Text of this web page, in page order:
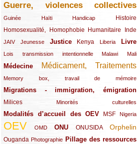
Guerre, violences collectives
(149/289)
Guinée
(12/289) Haïti
(15/289) Handicap
(10/289) Histoire
(49/289)
Homosexualité, Homophobie
(44/289) Humanitaire
(47/289) Inde
(34/289)
JAIV
(10/289)Jeunesse
(21/289) Justice
(65/289) Kenya
(35/289) Liberia
(25/289) Livre
(62/289)
Lois transmission intentionnelle
(24/289) Malawi
(11/289) Mali
(21/289)
Médecine
(62/289) Médicament, Traitements
(142/289)
Memory box, travail de mémoire
(11/289)
Migrations - immigration, émigration
(67/289)
Milices
(34/289) Minorités culturelles
(15/289)
Modalités d’accueil des OEV
(58/289) MSF
(54/289) Nigeria
(27/289)
OEV
(269/289) OMD
(26/289) ONU
(58/289) ONUSIDA
(44/289) Orphelin
(112/289)
Ouganda
(29/289) Photographie
(27/289) Pillage des ressources
(77/289)